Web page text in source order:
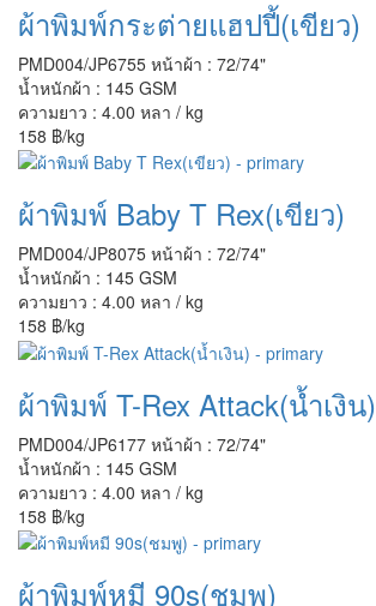
ผ้าพิมพ์กระต่ายแฮปปี้(เขียว)
PMD004/JP6755 หน้าผ้า : 72/74"
น้ำหนักผ้า : 145 GSM
ความยาว : 4.00 หลา / kg
158 ฿/kg
ผ้าพิมพ์ Baby T Rex(เขียว)
PMD004/JP8075 หน้าผ้า : 72/74"
น้ำหนักผ้า : 145 GSM
ความยาว : 4.00 หลา / kg
158 ฿/kg
ผ้าพิมพ์ T-Rex Attack(น้ำเงิน)
PMD004/JP6177 หน้าผ้า : 72/74"
น้ำหนักผ้า : 145 GSM
ความยาว : 4.00 หลา / kg
158 ฿/kg
ผ้าพิมพ์หมี 90s(ชมพู)